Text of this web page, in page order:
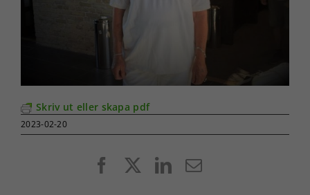
Skriv ut eller skapa pdf
2023-02-20
FacebookLinkedIn
E-